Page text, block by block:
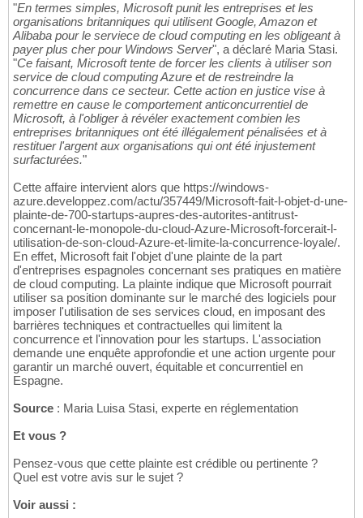
"En termes simples, Microsoft punit les entreprises et les
organisations britanniques qui utilisent Google, Amazon et
Alibaba pour le serviece de cloud computing en les obligeant à
payer plus cher pour Windows Server", a déclaré Maria Stasi.
"Ce faisant, Microsoft tente de forcer les clients à utiliser son
service de cloud computing Azure et de restreindre la
concurrence dans ce secteur. Cette action en justice vise à
remettre en cause le comportement anticoncurrentiel de
Microsoft, à l'obliger à révéler exactement combien les
entreprises britanniques ont été illégalement pénalisées et à
restituer l'argent aux organisations qui ont été injustement
surfacturées."
Cette affaire intervient alors que https://windows-
azure.developpez.com/actu/357449/Microsoft-fait-l-objet-d-une-
plainte-de-700-startups-aupres-des-autorites-antitrust-
concernant-le-monopole-du-cloud-Azure-Microsoft-forcerait-l-
utilisation-de-son-cloud-Azure-et-limite-la-concurrence-loyale/.
En effet, Microsoft fait l'objet d'une plainte de la part
d'entreprises espagnoles concernant ses pratiques en matière
de cloud computing. La plainte indique que Microsoft pourrait
utiliser sa position dominante sur le marché des logiciels pour
imposer l'utilisation de ses services cloud, en imposant des
barrières techniques et contractuelles qui limitent la
concurrence et l'innovation pour les startups. L'association
demande une enquête approfondie et une action urgente pour
garantir un marché ouvert, équitable et concurrentiel en
Espagne.
Source : Maria Luisa Stasi, experte en réglementation
Et vous ?
Pensez-vous que cette plainte est crédible ou pertinente ?
Quel est votre avis sur le sujet ?
Voir aussi :